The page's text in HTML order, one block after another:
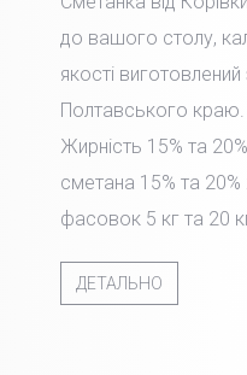
до вашого столу,
якості
Полтавського краю.
Жирність 15% та
сметана 15% та 20%
фасовок 5 кг та 20
ДЕТАЛЬНО